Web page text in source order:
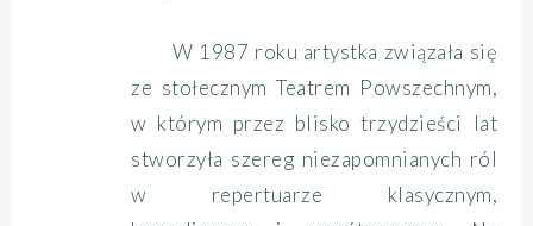
W 1987 roku artystka związała się
ze stołecznym Teatrem Powszechnym,
w którym przez blisko trzydzieści lat
stworzyła szereg niezapomnianych ról
w repertuarze klasycznym,